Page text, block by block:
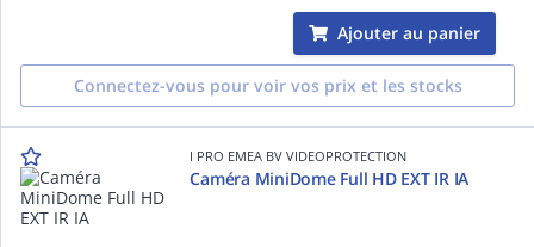
Ajouter au panier
Connectez-vous pour voir vos prix et les stocks
I PRO EMEA BV VIDEOPROTECTION
Caméra MiniDome Full HD EXT IR IA